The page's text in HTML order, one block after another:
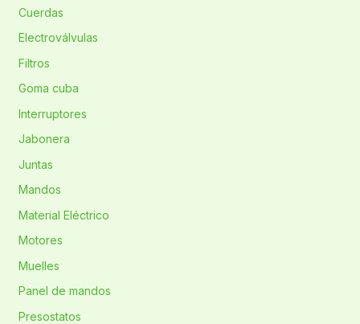
Cuerdas
Electroválvulas
Filtros
Goma cuba
Interruptores
Jabonera
Juntas
Mandos
Material Eléctrico
Motores
Muelles
Panel de mandos
Presostatos